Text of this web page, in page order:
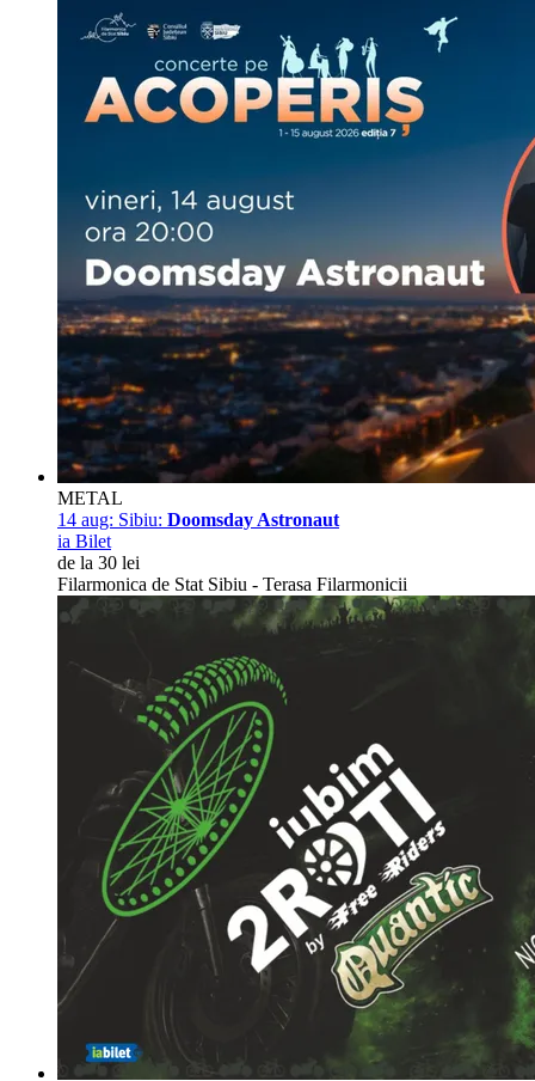
METAL
14 aug: Sibiu: Doomsday Astronaut
ia Bilet
de la 30 lei
Filarmonica de Stat Sibiu - Terasa Filarmonicii